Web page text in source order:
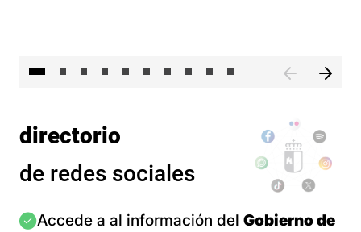
directorio
de redes sociales
Imagen
Accede a al información del Gobierno de